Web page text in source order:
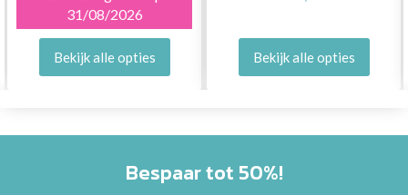
31/08/2026
Bekijk alle opties Bekijk alle opties
Bespaar tot 50%!